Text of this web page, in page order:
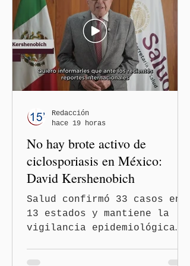
en el podcast "DesCasadas"
contra las personas adultas
mayores no pueden
justificarse como una
simple opinión o una broma.
No hay brote activo de
ciclosporiasis en México:
David Kershenobich
Salud confirmó 33 casos en
13 estados y mantiene la
vigilancia epidemiológica
Redacción
hace 19 horas